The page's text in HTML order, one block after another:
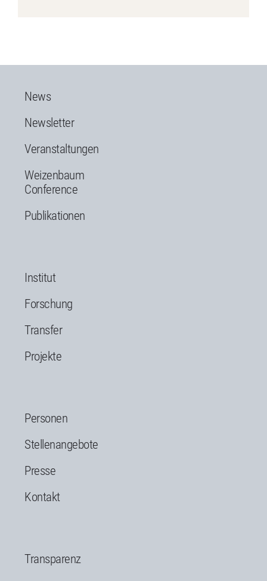
News
Newsletter
Veranstaltungen
Weizenbaum
Conference
Publikationen
Institut
Forschung
Transfer
Projekte
Personen
Stellenangebote
Presse
Kontakt
Transparenz